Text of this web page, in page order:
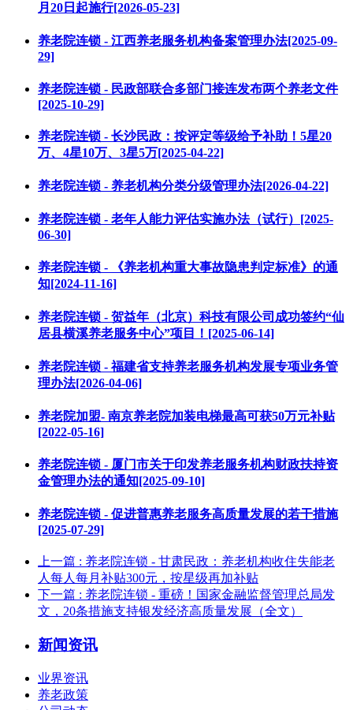
月20日起施行[2026-05-23]
养老院连锁 - 江西养老服务机构备案管理办法[2025-09-
29]
养老院连锁 - 民政部联合多部门接连发布两个养老文件
[2025-10-29]
养老院连锁 - 长沙民政：按评定等级给予补助！5星20
万、4星10万、3星5万[2025-04-22]
养老院连锁 - 养老机构分类分级管理办法[2026-04-22]
养老院连锁 - 老年人能力评估实施办法（试行）[2025-
06-30]
养老院连锁 - 《养老机构重大事故隐患判定标准》的通
知[2024-11-16]
养老院连锁 - 贺益年（北京）科技有限公司成功签约“仙
居县横溪养老服务中心”项目！[2025-06-14]
养老院连锁 - 福建省支持养老服务机构发展专项业务管
理办法[2026-04-06]
养老院加盟- 南京养老院加装电梯最高可获50万元补贴
[2022-05-16]
养老院连锁 - 厦门市关于印发养老服务机构财政扶持资
金管理办法的通知[2025-09-10]
养老院连锁 - 促进普惠养老服务高质量发展的若干措施
[2025-07-29]
上一篇 : 养老院连锁 - 甘肃民政：养老机构收住失能老
人每人每月补贴300元，按星级再加补贴
下一篇 : 养老院连锁 - 重磅！国家金融监督管理总局发
文，20条措施支持银发经济高质量发展（全文）
新闻资讯
业界资讯
养老政策